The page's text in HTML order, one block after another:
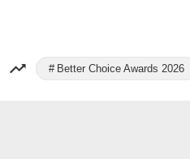
Better Choice Awards 2026